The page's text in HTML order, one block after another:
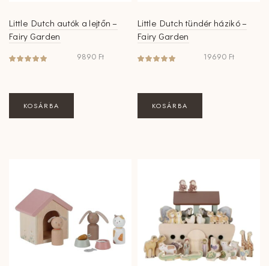
Little Dutch autók a lejtőn –
Fairy Garden
9890 Ft
KOSÁRBA
Little Dutch tündér házikó –
Fairy Garden
19690 Ft
KOSÁRBA